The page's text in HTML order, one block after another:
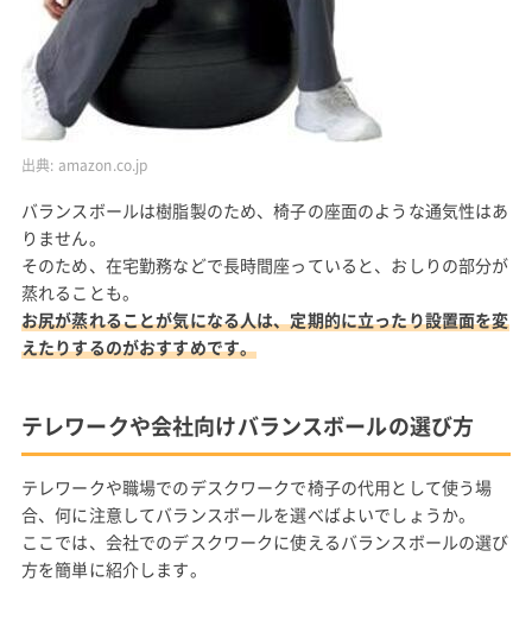
出典: amazon.co.jp
バランスボールは樹脂製のため、椅子の座面のような通気性はあ
りません。
そのため、在宅勤務などで長時間座っていると、おしりの部分が
蒸れることも。
お尻が蒸れることが気になる人は、定期的に立ったり設置面を変
えたりするのがおすすめです。
テレワークや会社向けバランスボールの選び方
テレワークや職場でのデスクワークで椅子の代用として使う場
合、何に注意してバランスボールを選べばよいでしょうか。
ここでは、会社でのデスクワークに使えるバランスボールの選び
方を簡単に紹介します。